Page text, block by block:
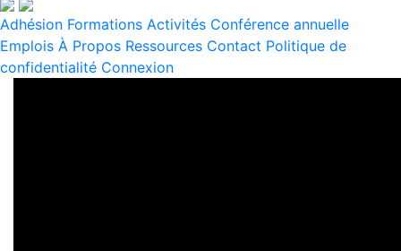
Adhésion Formations Activités Conférence annuelle
Emplois À Propos Ressources Contact Politique de
confidentialité Connexion